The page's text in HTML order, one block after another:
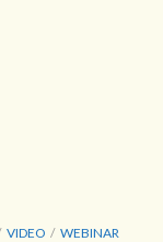
VIDEO WEBINAR